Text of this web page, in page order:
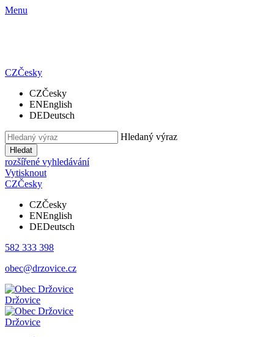
Menu
CZČesky
CZČesky
ENEnglish
DEDeutsch
Hledaný výraz
Hledat
rozšířené vyhledávání
Vytisknout
CZČesky
CZČesky
ENEnglish
DEDeutsch
582 333 398
obec@drzovice.cz
Držovice
Držovice